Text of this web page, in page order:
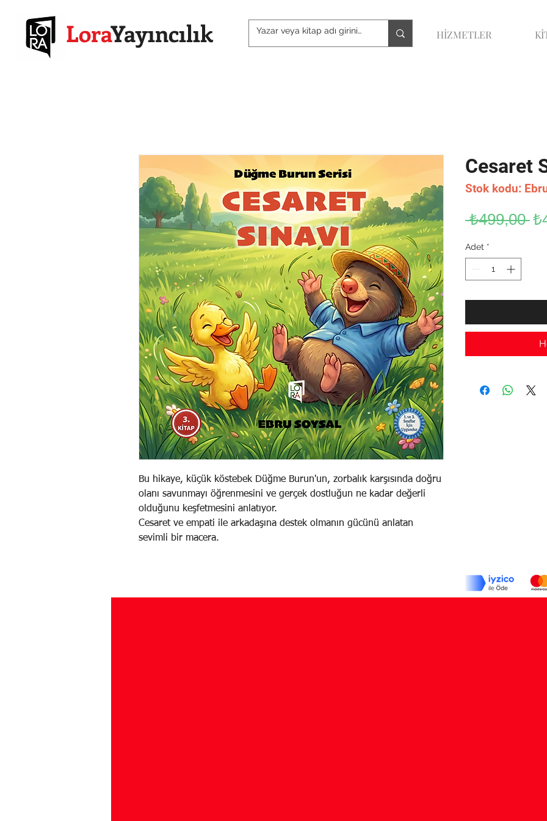
LoraYayıncılık HİZMETLER
Bu hikaye, küçük köstebek Düğme Burun'un, zorbalık karşısında doğru
olanı savunmayı öğrenmesini ve gerçek dostluğun ne kadar değerli
olduğunu keşfetmesini anlatıyor.
Cesaret ve empati ile arkadaşına destek olmanın gücünü anlatan
sevimli bir macera.
Cesaret
Stok kodu:
₺499,00
Adet *